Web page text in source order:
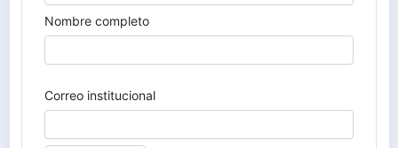
Nombre completo
Correo institucional